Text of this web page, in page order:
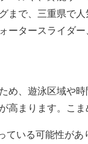
まで、三重県で
ータースライダ
め、遊泳区域や
高まります。こ
いる可能性が